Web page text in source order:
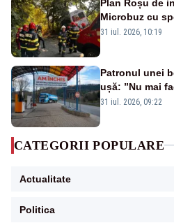
Plan Roșu de
Microbuz cu
implicat într-un
31 iul. 2026, 10:19
Patronul unei
ușă: ”Nu mai
31 iul. 2026, 09:22
CATEGORII POPULARE
Actualitate
Politica